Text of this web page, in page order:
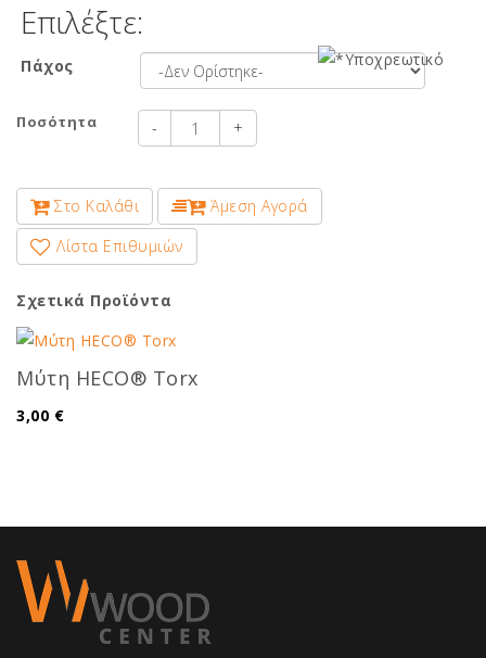
Επιλέξτε:
Πάχος
Ποσότητα - +
Στο Καλάθι
Άμεση Αγορά
Λίστα Επιθυμιών
Σχετικά Προϊόντα
Μύτη HECO® Torx
3,00 €